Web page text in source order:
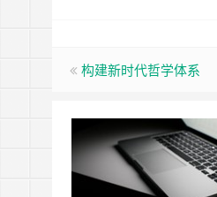
构建新时代哲学体系